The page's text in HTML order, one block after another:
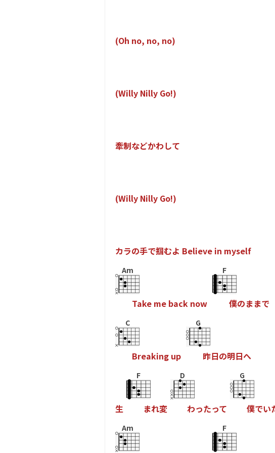
(Oh no, no, no)
(Willy Nilly Go!)
牽制などかわして
(Willy Nilly Go!)
カラの手で掴むよ Believe in myself
Am
Take me back now
F
僕のままで
C
Breaking up
G
昨日の明日へ
生
F
まれ変
D
わったって
G
僕でい
Am F